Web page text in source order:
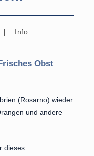
Beitrags-
Info
Obst
(Rosarno) wieder
und andere
dieses